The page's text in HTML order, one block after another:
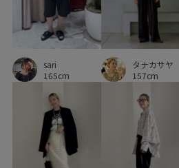
sari
165cm
タナカサヤ
157cm